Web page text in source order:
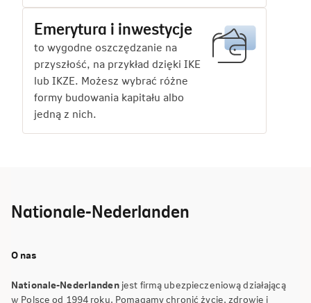
Emerytura i inwestycje
to wygodne oszczędzanie na
przyszłość, na przykład dzięki IKE
lub IKZE. Możesz wybrać różne
formy budowania kapitału albo
jedną z nich.
Nationale-Nederlanden
O nas
Nationale-Nederlanden jest firmą ubezpieczeniową działającą
w Polsce od 1994 roku. Pomagamy chronić życie, zdrowie i